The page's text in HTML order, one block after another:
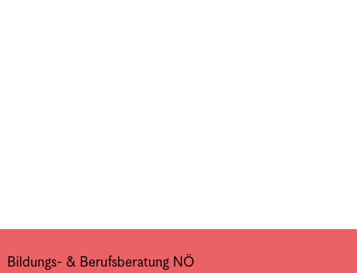
Bildungs- & Berufsberatung NÖ